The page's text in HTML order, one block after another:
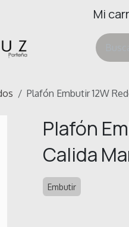
Mi
Ayuda
Plafón Embutir 12W
Plafón
Calida
Embutir